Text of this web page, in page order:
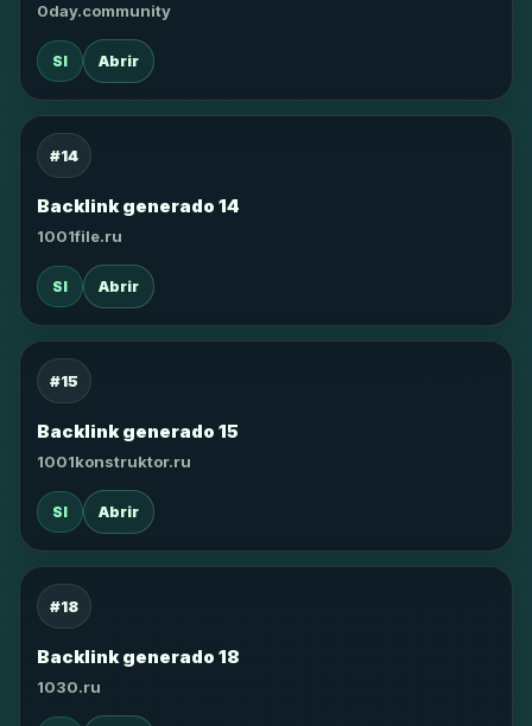
0day.community
SI Abrir
#14
Backlink generado 14
1001file.ru
SI Abrir
#15
Backlink generado 15
1001konstruktor.ru
SI Abrir
#18
Backlink generado 18
1030.ru